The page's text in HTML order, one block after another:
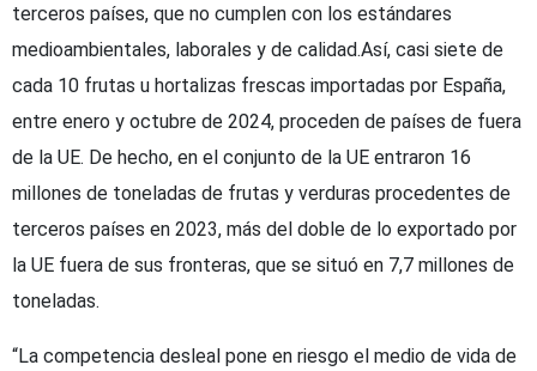
terceros países, que no cumplen con los estándares
medioambientales, laborales y de calidad.Así, casi siete de
cada 10 frutas u hortalizas frescas importadas por España,
entre enero y octubre de 2024, proceden de países de fuera
de la UE. De hecho, en el conjunto de la UE entraron 16
millones de toneladas de frutas y verduras procedentes de
terceros países en 2023, más del doble de lo exportado por
la UE fuera de sus fronteras, que se situó en 7,7 millones de
toneladas.
“La competencia desleal pone en riesgo el medio de vida de